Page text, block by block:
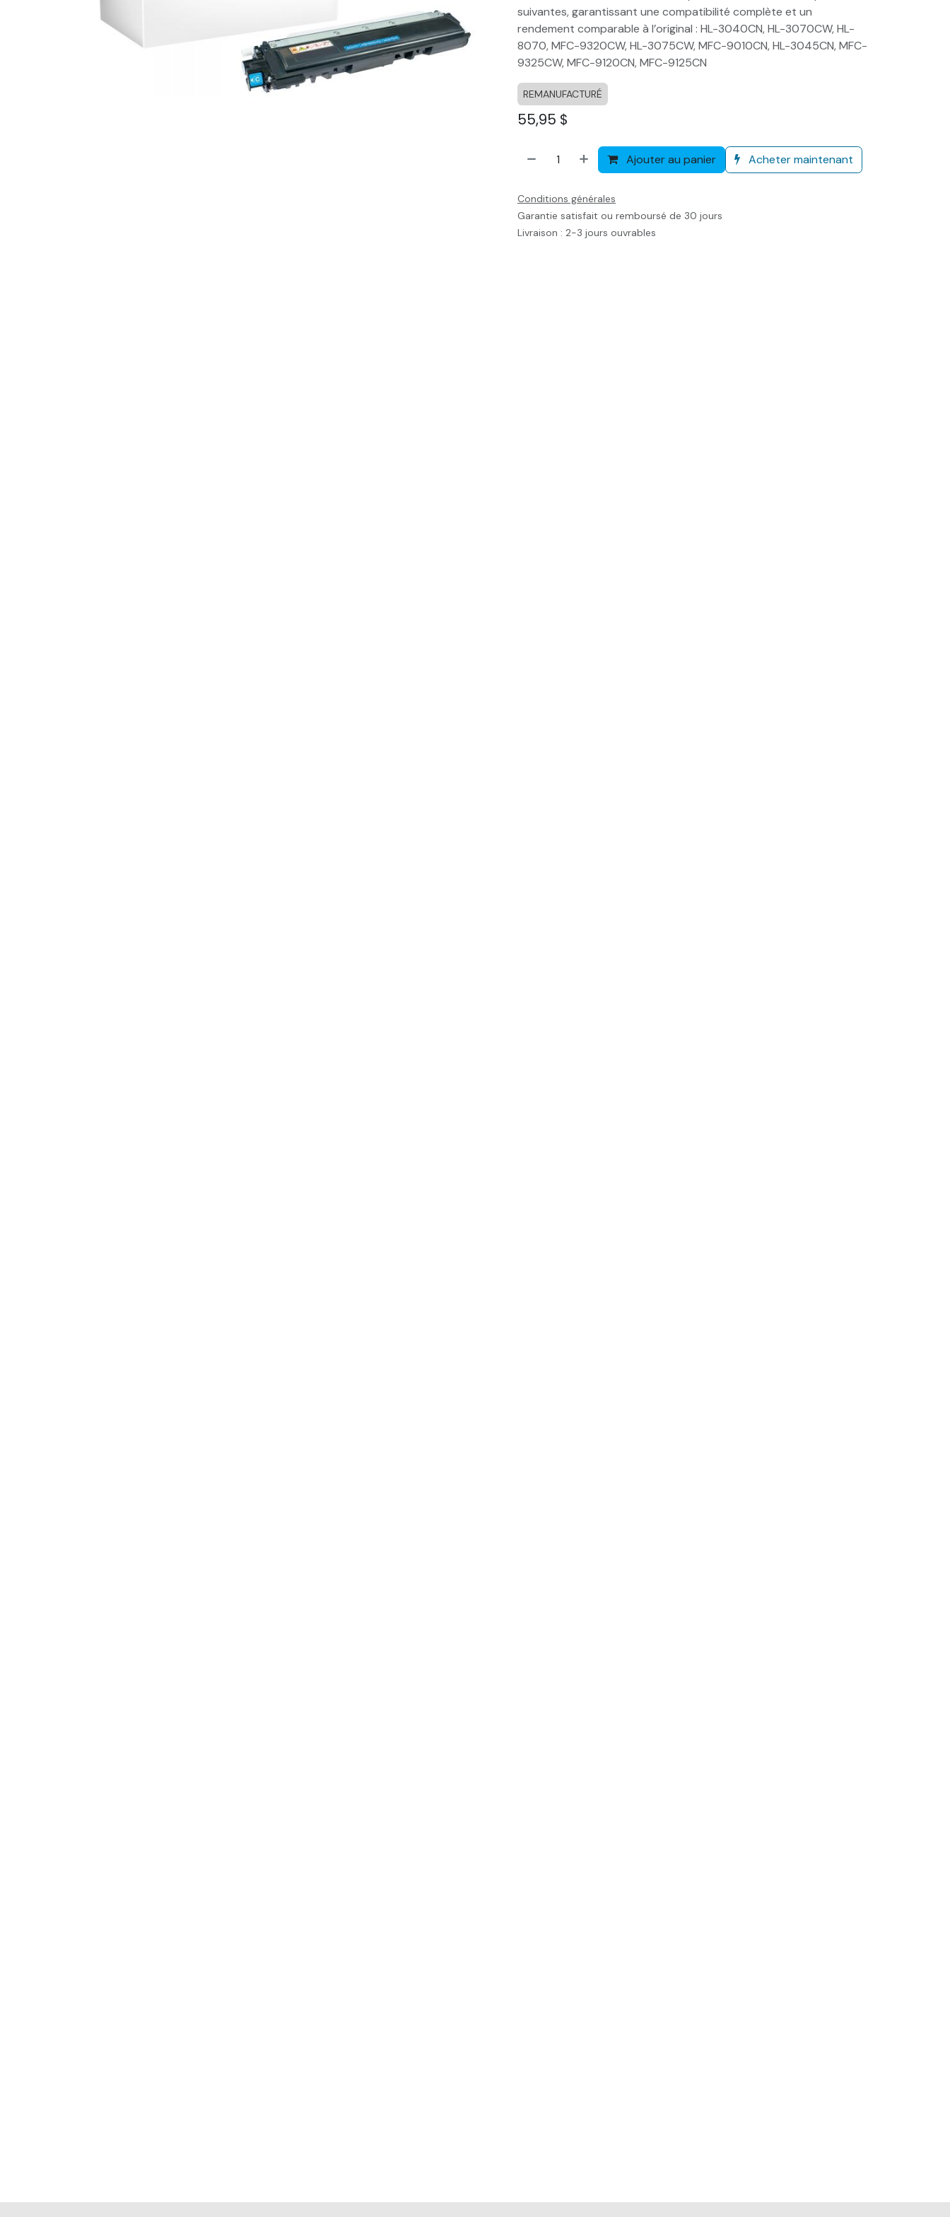
suivantes, garantissant une compatibilité complète et un
rendement comparable à l’original : HL-3040CN, HL-3070CW, HL-
8070, MFC-9320CW, HL-3075CW, MFC-9010CN, HL-3045CN, MFC-
9325CW, MFC-9120CN, MFC-9125CN
REMANUFACTURÉ
55,95 $
Ajouter au panier Acheter maintenant
Conditions générales
Garantie satisfait ou remboursé de 30 jours
Livraison : 2-3 jours ouvrables